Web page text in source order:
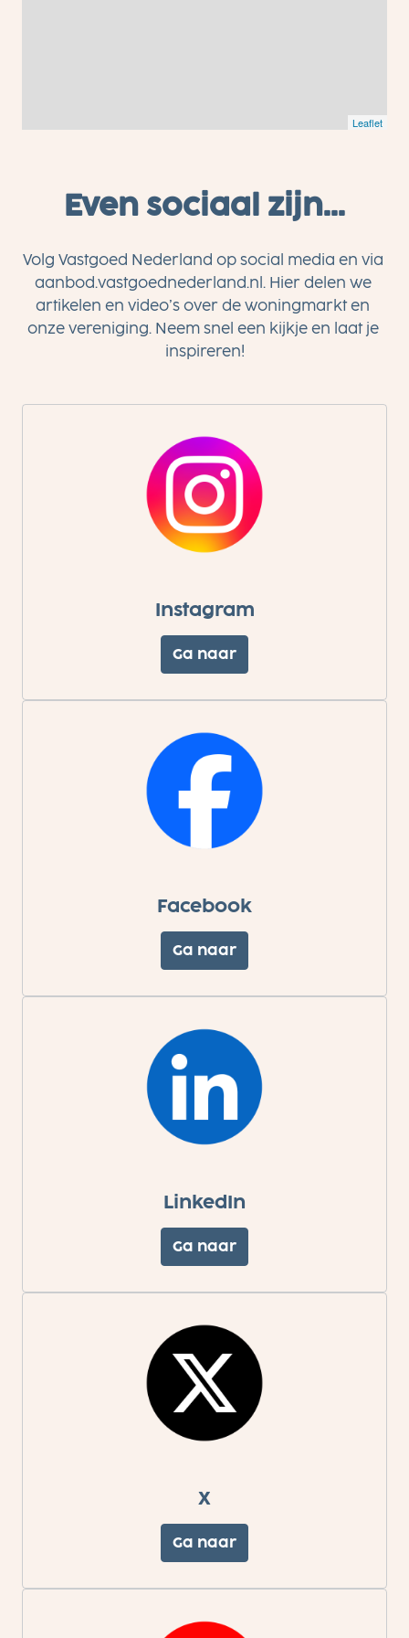
Leaflet
Even sociaal zijn...
Volg Vastgoed Nederland op social media en via
aanbod.vastgoednederland.nl. Hier delen we
artikelen en video’s over de woningmarkt en
onze vereniging. Neem snel een kijkje en laat je
inspireren!
Instagram
Ga naar
Facebook
Ga naar
LinkedIn
Ga naar
X
Ga naar